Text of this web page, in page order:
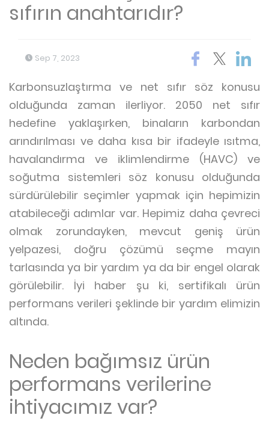
sıfırın anahtarıdır?
Sep 7, 2023
Karbonsuzlaştırma ve net sıfır söz konusu
olduğunda zaman ilerliyor. 2050 net sıfır
hedefine yaklaşırken, binaların karbondan
arındırılması ve daha kısa bir ifadeyle ısıtma,
havalandırma ve iklimlendirme (HAVC) ve
soğutma sistemleri söz konusu olduğunda
sürdürülebilir seçimler yapmak için hepimizin
atabileceği adımlar var. Hepimiz daha çevreci
olmak zorundayken, mevcut geniş ürün
yelpazesi, doğru çözümü seçme mayın
tarlasında ya bir yardım ya da bir engel olarak
görülebilir. İyi haber şu ki, sertifikalı ürün
performans verileri şeklinde bir yardım elimizin
altında.
Neden bağımsız ürün
performans verilerine
ihtiyacımız var?